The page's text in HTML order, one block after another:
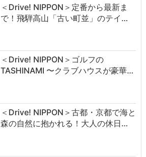
＜Drive! NIPPON＞定番から最新ま
で！飛騨高山「古い町並」のテイ…
＜Drive! NIPPON＞ゴルフの
TASHINAMI 〜クラブハウスが豪華…
＜Drive! NIPPON＞古都・京都で海と
森の自然に抱かれる！大人の休日…